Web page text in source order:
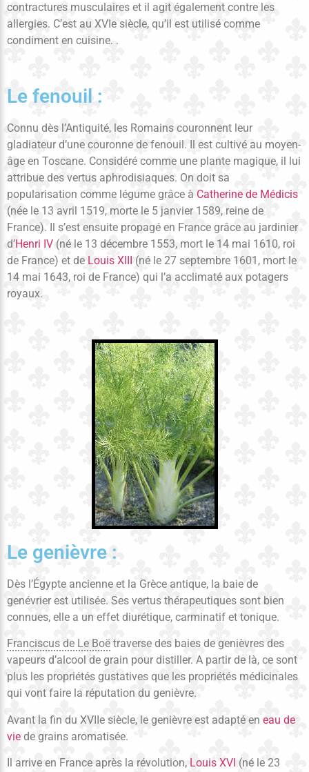
contractures musculaires et il agit également contre les
allergies. C’est au XVIe siècle, qu’il est utilisé comme
condiment en cuisine. .
Le fenouil :
Connu dès l’Antiquité, les Romains couronnent leur
gladiateur d’une couronne de fenouil. Il est cultivé au moyen-
âge en Toscane. Considéré comme une plante magique, il lui
attribue des vertus aphrodisiaques. On doit sa
popularisation comme légume grâce à Catherine de Médicis
(née le 13 avril 1519, morte le 5 janvier 1589, reine de
France). Il s’est ensuite propagé en France grâce au jardinier
d’Henri IV (né le 13 décembre 1553, mort le 14 mai 1610, roi
de France) et de Louis XIII (né le 27 septembre 1601, mort le
14 mai 1643, roi de France) qui l’a acclimaté aux potagers
royaux.
Le genièvre :
Dès l’Égypte ancienne et la Grèce antique, la baie de
genévrier est utilisée. Ses vertus thérapeutiques sont bien
connues, elle a un effet diurétique, carminatif et tonique.
Franciscus de Le Boë traverse des baies de genièvres des
vapeurs d’alcool de grain pour distiller. A partir de là, ce sont
plus les propriétés gustatives que les propriétés médicinales
qui vont faire la réputation du genièvre.
Avant la fin du XVIIe siècle, le genièvre est adapté en eau de
vie de grains aromatisée.
Il arrive en France après la révolution, Louis XVI (né le 23